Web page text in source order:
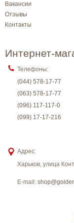
Вакансии
Отзывы
Контакты
Интернет-
Телефоны:
(044) 578-17-77
(063) 578-17-77
(096) 117-117-0
(099) 17-17-216
Адрес:
Харьков, улица
E-mail: